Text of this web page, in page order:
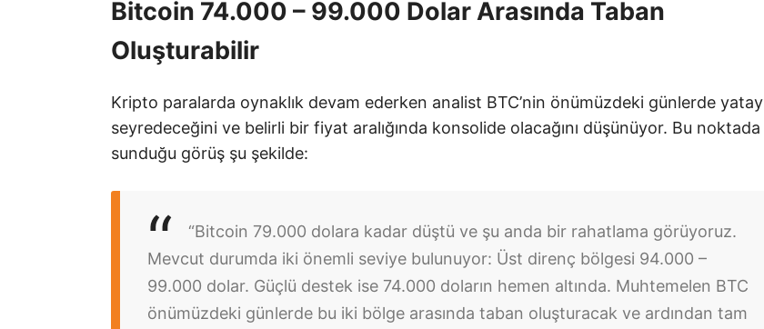
Bitcoin 74.000 – 99.000 Dolar Arasında Taban
Oluşturabilir
Kripto paralarda oynaklık devam ederken analist BTC’nin önümüzdeki günlerde yatay
seyredeceğini ve belirli bir fiyat aralığında konsolide olacağını düşünüyor. Bu noktada
sunduğu görüş şu şekilde:
“Bitcoin 79.000 dolara kadar düştü ve şu anda bir rahatlama görüyoruz.
Mevcut durumda iki önemli seviye bulunuyor: Üst direnç bölgesi 94.000 –
99.000 dolar. Güçlü destek ise 74.000 doların hemen altında. Muhtemelen BTC
önümüzdeki günlerde bu iki bölge arasında taban oluşturacak ve ardından tam